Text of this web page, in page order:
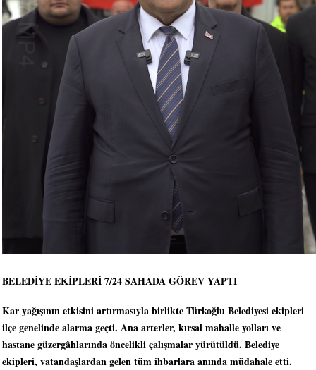
BELEDİYE EKİPLERİ 7/24 SAHADA GÖREV YAPTI
Kar yağışının etkisini artırmasıyla birlikte Türkoğlu Belediyesi ekipleri
ilçe genelinde alarma geçti. Ana arterler, kırsal mahalle yolları ve
hastane güzergâhlarında öncelikli çalışmalar yürütüldü. Belediye
ekipleri, vatandaşlardan gelen tüm ihbarlara anında müdahale etti.